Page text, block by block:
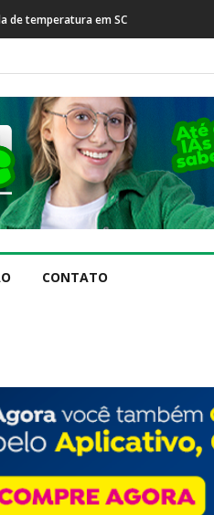
de temperatura em SC Prefeitura de
CONTATO